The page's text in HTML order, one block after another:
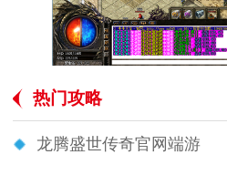
热门攻略
龙腾盛世传奇官网端游